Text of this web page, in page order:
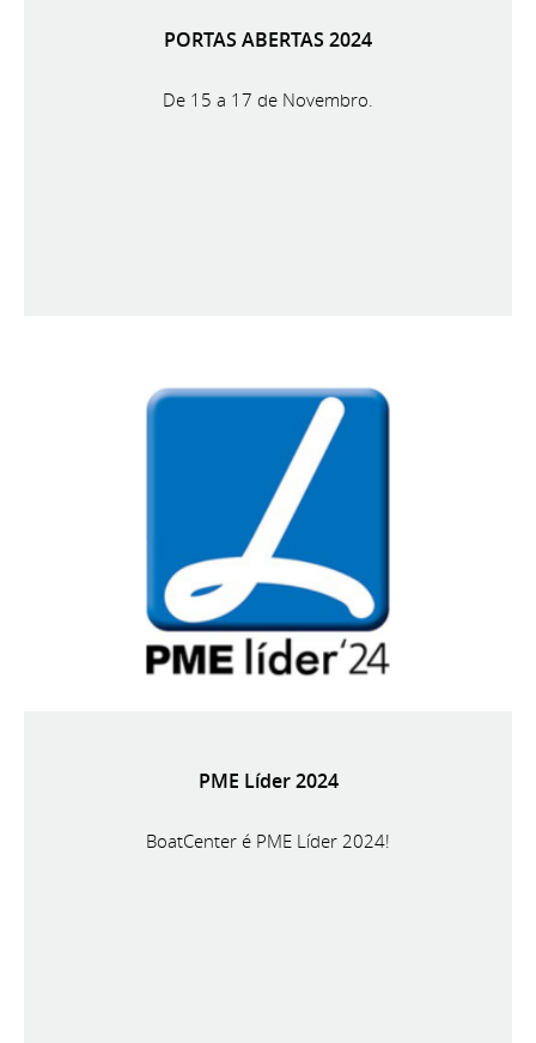
PORTAS ABERTAS 2024
De 15 a 17 de Novembro.
PME Líder 2024
BoatCenter é PME Líder 2024!